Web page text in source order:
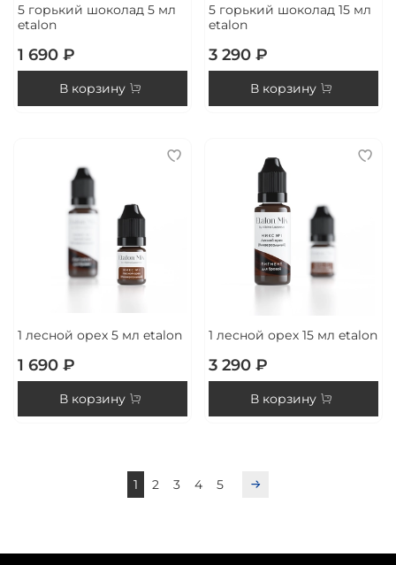
5 горький шоколад 5 мл
etalon
1 690 ₽
В корзину
5 горький шоколад 15 мл
etalon
3 290 ₽
В корзину
1 лесной орех 5 мл etalon
1 690 ₽
В корзину
1 лесной орех 15 мл etalon
3 290 ₽
В корзину
1 2 3 4 5